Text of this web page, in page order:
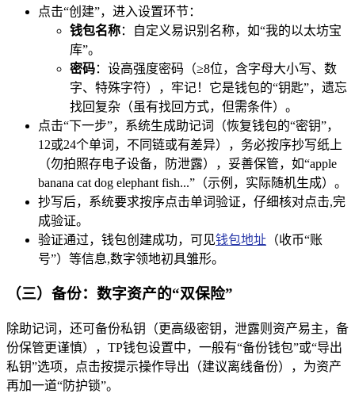
点击“创建”，进入设置环节：
钱包名称：自定义易识别名称，如“我的以太坊宝
库”。
密码：设高强度密码（≥8位，含字母大小写、数
字、特殊字符），牢记！它是钱包的“钥匙”，遗忘
找回复杂（虽有找回方式，但需条件）。
点击“下一步”，系统生成助记词（恢复钱包的“密钥”，
12或24个单词，不同链或有差异），务必按序抄写纸上
（勿拍照存电子设备，防泄露），妥善保管，如“apple
banana cat dog elephant fish...”（示例，实际随机生成）。
抄写后，系统要求按序点击单词验证，仔细核对点击,完
成验证。
验证通过，钱包创建成功，可见钱包地址 （收币“账
号”）等信息,数字领地初具雏形。
（三）备份：数字资产的“双保险”
除助记词，还可备份私钥（更高级密钥，泄露则资产易主，备
份保管更谨慎），TP钱包设置中，一般有“备份钱包”或“导出
私钥”选项，点击按提示操作导出（建议离线备份），为资产
再加一道“防护锁”。